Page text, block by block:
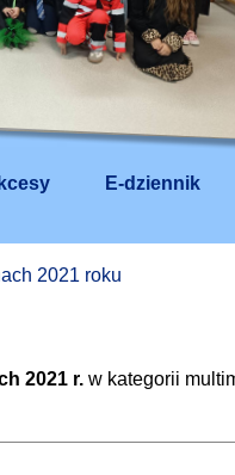
E-dziennik
2021 roku
2021 r. w kategorii